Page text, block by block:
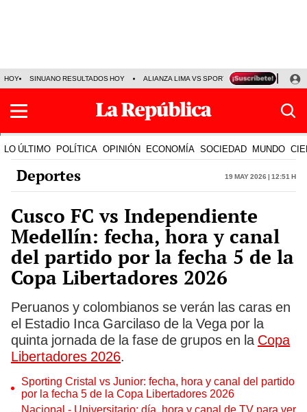
HOY SINUANO RESULTADOS HOY ALIANZA LIMA VS SPORT BOYS JORGE
LO ÚLTIMO POLÍTICA OPINIÓN ECONOMÍA SOCIEDAD MUNDO
Deportes 19 May 2026 | 12:51 h
Cusco FC vs Independiente
Medellín: fecha, hora y canal
del partido por la fecha 5 de la
Copa Libertadores 2026
Peruanos y colombianos se verán las caras en
el Estadio Inca Garcilaso de la Vega por la
quinta jornada de la fase de grupos en la Copa
Libertadores 2026.
Sporting Cristal vs Junior: fecha, hora y canal del partido
por la fecha 5 de la Copa Libertadores 2026